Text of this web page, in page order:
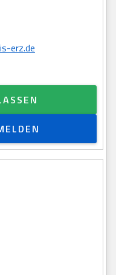
erz.de